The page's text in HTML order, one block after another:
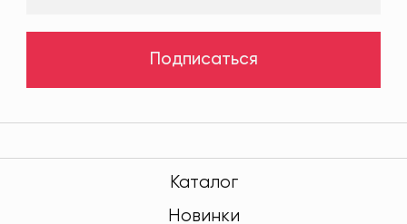
Подписаться
Каталог
Новинки